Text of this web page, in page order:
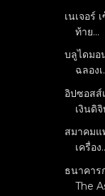
เนเจอร์
ท้าย...
บลูไดมอ
ฉลองเ
อิปซอสส์
เงินดิจิ
สมาคมแ
เครื่อง
ธนาคาร
The